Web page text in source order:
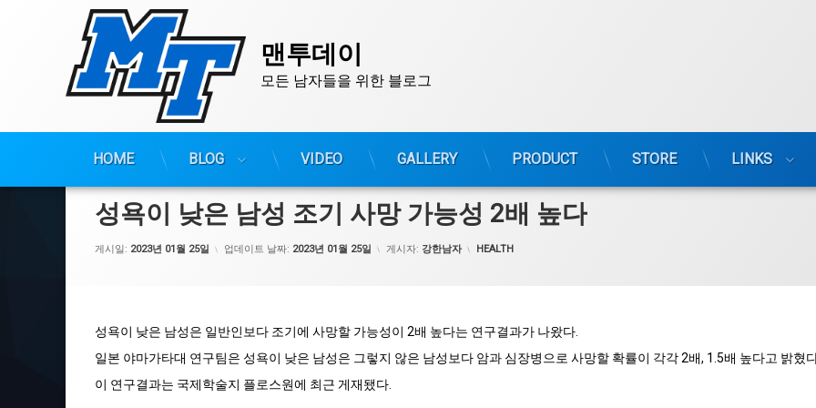
맨투데이
모든 남자들을 위한 블로그
HOME BLOG VIDEO GALLERY PRODUCT STORE LINKS
성욕이 낮은 남성 조기 사망 가능성 2배 높다
게시일: 2023년 01월 25일 업데이트 날짜: 2023년 01월 25일 게시자: 강한남자 카테고리:
HEALTH
성욕이 낮은 남성은 일반인보다 조기에 사망할 가능성이 2배 높다는 연구결과가 나왔다.
일본 야마가타대 연구팀은 성욕이 낮은 남성은 그렇지 않은 남성보다 암과 심장병으로 사망할 확률이 각각 2배, 1.5배 높다고 밝혔
이 연구결과는 국제학술지 플로스원에 최근 게재됐다.